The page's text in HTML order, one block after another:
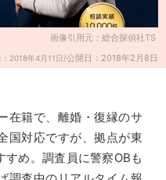
画像引用元：総合探偵社TS
2018年4月11日 /公開日：2018年2月8日
在籍で、離婚・復縁のサ
国対応ですが、拠点が東
め。調査員に警察OBも